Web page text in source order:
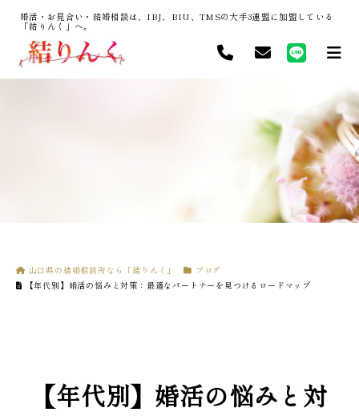
婚活・お見合い・結婚相談は、IBJ、BIU、TMSの大手3連盟に加盟している
「結りんく」へ。
山口県の結婚相談所なら「結りんく」
ブログ
【年代別】婚活の悩みと対策：最適なパートナーを見つけるロードマップ
【年代別】婚活の悩みと対